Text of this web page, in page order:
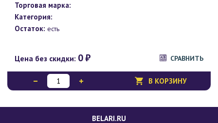
Торговая марка:
Категория:
Остаток: есть
Цена без скидки: 0₽ СРАВНИТЬ
В КОРЗИНУ
BELARI.RU